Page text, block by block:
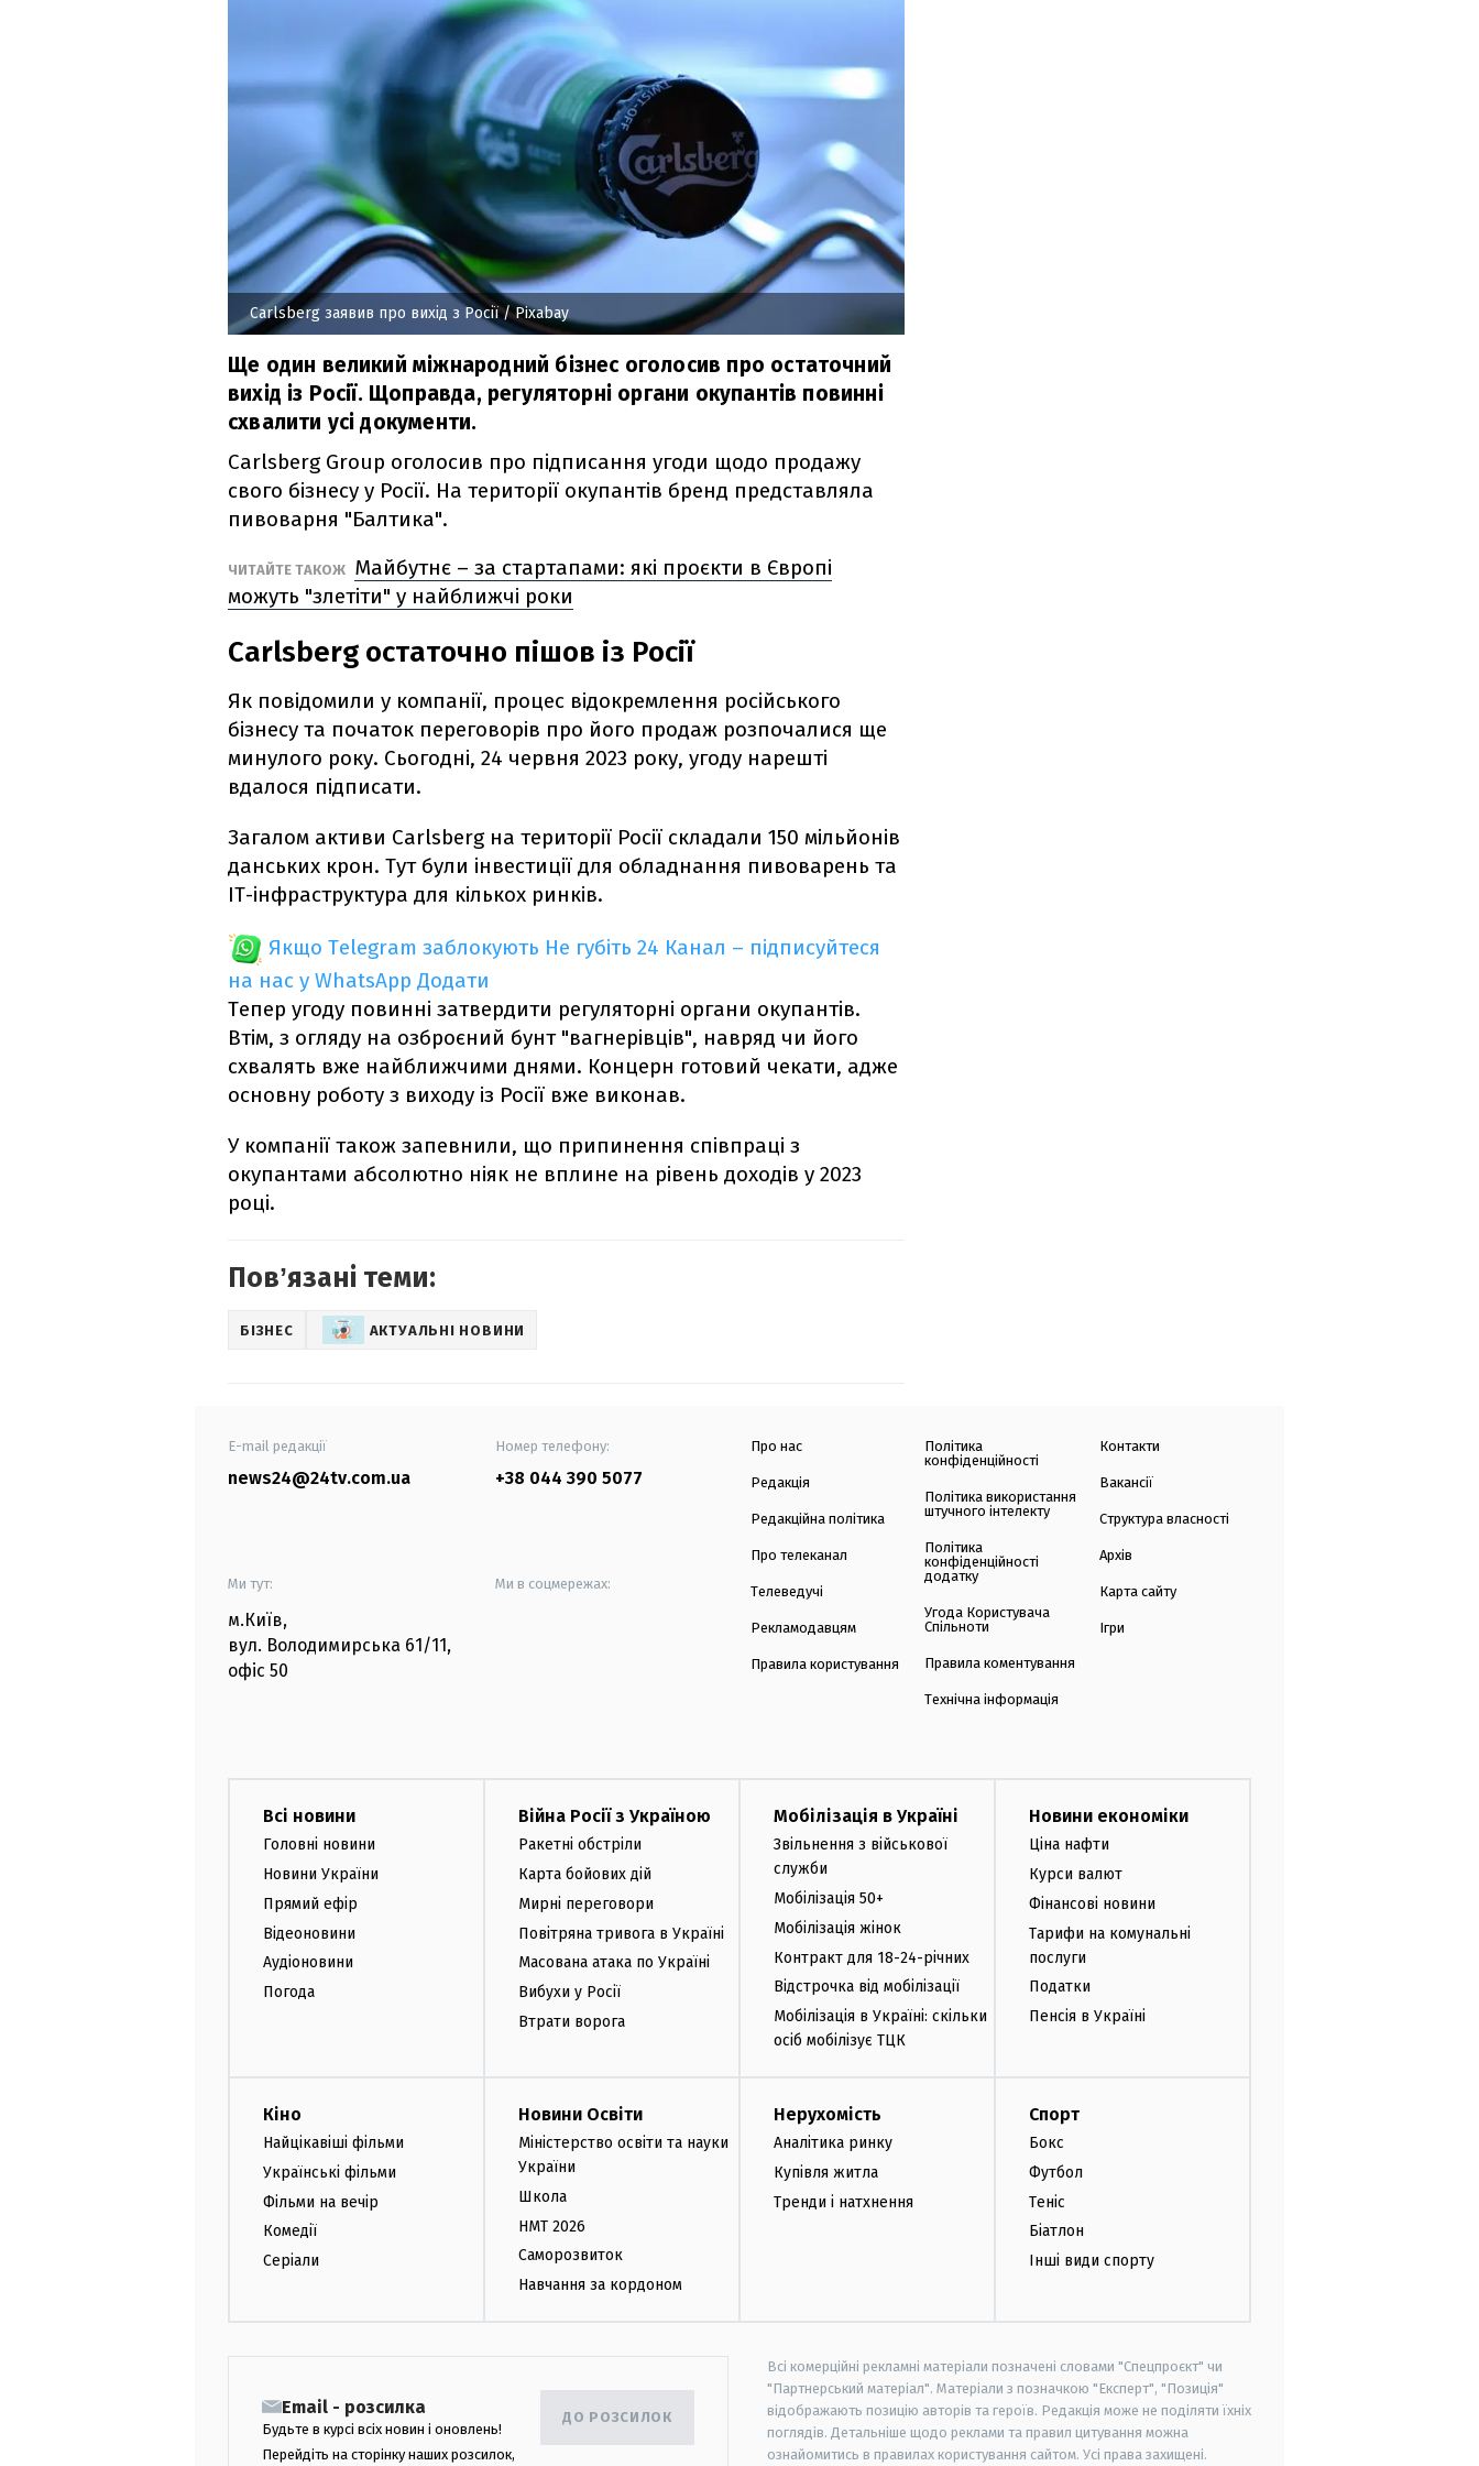
Carlsberg заявив про вихід з Росії/ Pixabay
Ще один великий міжнародний бізнес оголосив про остаточний
вихід із Росії. Щоправда, регуляторні органи окупантів повинні
схвалити усі документи.
Carlsberg Group оголосив про підписання угоди щодо продажу
свого бізнесу у Росії. На території окупантів бренд представляла
пивоварня "Балтика".
ЧИТАЙТЕ ТАКОЖ Майбутнє – за стартапами: які проєкти в Європі
можуть "злетіти" у найближчі роки
Carlsberg остаточно пішов із Росії
Як повідомили у компанії, процес відокремлення російського
бізнесу та початок переговорів про його продаж розпочалися ще
минулого року. Сьогодні, 24 червня 2023 року, угоду нарешті
вдалося підписати.
Загалом активи Carlsberg на території Росії складали 150 мільйонів
данських крон. Тут були інвестиції для обладнання пивоварень та
ІТ-інфраструктура для кількох ринків.
Якщо Telegram заблокують Не губіть 24 Канал – підписуйтеся
на нас у WhatsApp Додати
Тепер угоду повинні затвердити регуляторні органи окупантів.
Втім, з огляду на озброєний бунт "вагнерівців", навряд чи його
схвалять вже найближчими днями. Концерн готовий чекати, адже
основну роботу з виходу із Росії вже виконав.
У компанії також запевнили, що припинення співпраці з
окупантами абсолютно ніяк не вплине на рівень доходів у 2023
році.
Повʼязані теми:
БІЗНЕС АКТУАЛЬНІ НОВИНИ
E-mail редакції
news24@24tv.com.ua
Номер телефону:
+38 044 390 5077
Ми тут:
м.Київ,
вул. Володимирська 61/11,
офіс 50
Ми в соцмережах:
Про нас
Редакція
Редакційна політика
Про телеканал
Телеведучі
Рекламодавцям
Правила користування
Політика
конфіденційності
Політика використання
штучного інтелекту
Політика
конфіденційності
додатку
Угода Користувача
Спільноти
Правила коментування
Технічна інформація
Контакти
Вакансії
Структура власності
Архів
Карта сайту
Ігри
Всі новини
Головні новини
Новини України
Прямий ефір
Відеоновини
Аудіоновини
Погода
Війна Росії з Україною
Ракетні обстріли
Карта бойових дій
Мирні переговори
Повітряна тривога в Україні
Масована атака по Україні
Вибухи у Росії
Втрати ворога
Мобілізація в Україні
Звільнення з військової
служби
Мобілізація 50+
Мобілізація жінок
Контракт для 18-24-річних
Відстрочка від мобілізації
Мобілізація в Україні: скільки
осіб мобілізує ТЦК
Новини економіки
Ціна нафти
Курси валют
Фінансові новини
Тарифи на комунальні
послуги
Податки
Пенсія в Україні
Кіно
Найцікавіші фільми
Українські фільми
Фільми на вечір
Комедії
Серіали
Новини Освіти
Міністерство освіти та науки
України
Школа
НМТ 2026
Саморозвиток
Навчання за кордоном
Нерухомість
Аналітика ринку
Купівля житла
Тренди і натхнення
Спорт
Бокс
Футбол
Теніс
Біатлон
Інші види спорту
Email - розсилка
Будьте в курсі всіх новин і оновлень!
Перейдіть на сторінку наших розсилок,
ДО РОЗСИЛОК
Всі комерційні рекламні матеріали позначені словами "Спецпроєкт" чи
"Партнерський матеріал". Матеріали з позначкою "Експерт", "Позиція"
відображають позицію авторів та героїв. Редакція може не поділяти їхніх
поглядів. Детальніше щодо реклами та правил цитування можна
ознайомитись в правилах користування сайтом. Усі права захищені.